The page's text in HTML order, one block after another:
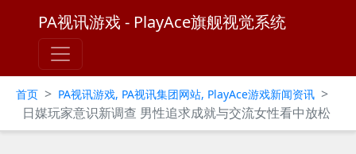
PA视讯游戏 - PlayAce旗舰视觉系统
首页 > PA视讯游戏, PA视讯集团网站, PlayAce游戏新闻资讯 >
日媒玩家意识新调查 男性追求成就与交流女性看中放松